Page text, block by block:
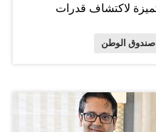
لاكتشاف قدرات
الوطنية في نفوس
وعلى وجه الخصوص اللغة
صندوق الوطن